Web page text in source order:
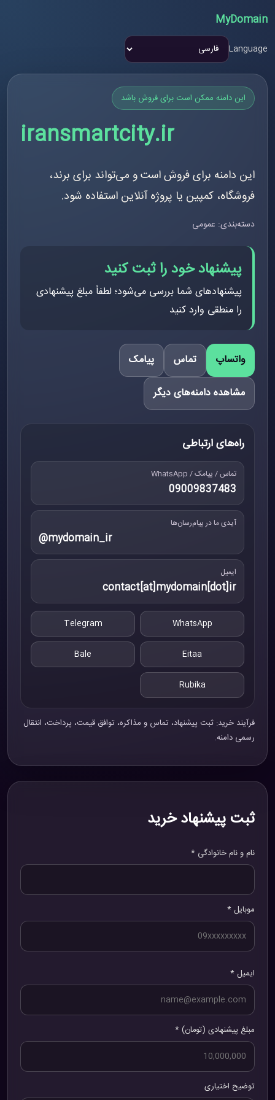
MyDomain
Language
این دامنه ممکن است برای فروش باشد
iransmartcity.ir
این دامنه برای فروش است و می‌تواند برای برند،
فروشگاه، کمپین یا پروژه آنلاین استفاده شود.
دسته‌بندی: عمومی
پیشنهاد خود را ثبت کنید
پیشنهادهای شما بررسی می‌شود؛ لطفاً مبلغ پیشنهادی
را منطقی وارد کنید
واتساپ تماس
پیامک
مشاهده دامنه‌های دیگر
راه‌های ارتباطی
تماس / پیامک / WhatsApp
09009837483
آیدی ما در پیام‌رسان‌ها
@mydomain_ir
ایمیل
contact[at]mydomain[dot]ir
WhatsApp
Telegram
Eitaa
Bale
Rubika
فرآیند خرید: ثبت پیشنهاد، تماس و مذاکره، توافق قیمت، پرداخت، انتقال
رسمی دامنه.
ثبت پیشنهاد خرید
نام و نام خانوادگی *
موبایل *
ایمیل *
مبلغ پیشنهادی (تومان) *
توضیح اختیاری